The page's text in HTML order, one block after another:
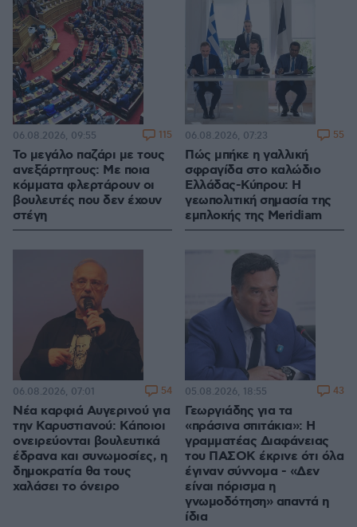
Το μεγάλο παζάρι με τους
ανεξάρτητους: Με ποια
κόμματα φλερτάρουν οι
βουλευτές που δεν έχουν
στέγη
06.08.2026, 09:55 115
Πώς μπήκε η γαλλική
σφραγίδα στο καλώδιο
Ελλάδας-Κύπρου: Η
γεωπολιτική σημασία της
εμπλοκής της Meridiam
06.08.2026, 07:23 55
Νέα καρφιά Αυγερινού για
την Καρυστιανού: Kάποιοι
ονειρεύονται βουλευτικά
έδρανα και συνωμοσίες, η
δημοκρατία θα τους
χαλάσει το όνειρο
06.08.2026, 07:01 54
Γεωργιάδης για τα
«πράσινα σπιτάκια»: Η
γραμματέας Διαφάνειας
του ΠΑΣΟΚ έκρινε ότι όλα
έγιναν σύννομα - «Δεν
είναι πόρισμα η
γνωμοδότηση» απαντά η
ίδια
05.08.2026, 18:55 43